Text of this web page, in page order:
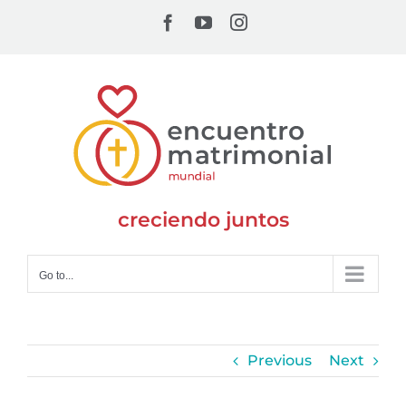
Facebook
YouTubeInstagram
creciendo juntos
Go to...
Previous Next